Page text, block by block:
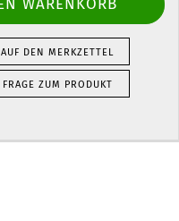
AUF DEN MERKZETTEL
FRAGE ZUM PRODUKT